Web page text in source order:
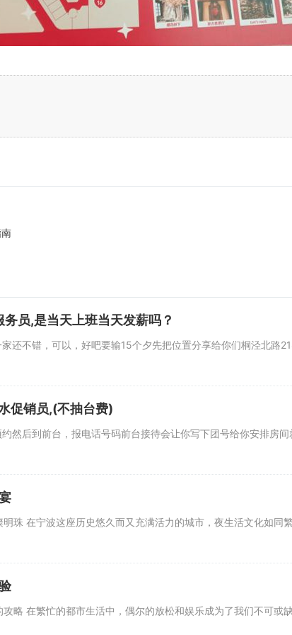
员,是当天上班当天发薪吗？
不错，可以，好吧要输15个夕先把位置分享给你们桐泾北路
促销员,(不抽台费)
后到前台，报电话号码前台接待会让你写下团号给你安排房
在宁波这座历史悠久而又充满活力的城市，夜生活文化如同
在繁忙的都市生活中，偶尔的放松和娱乐成为了我们不可或